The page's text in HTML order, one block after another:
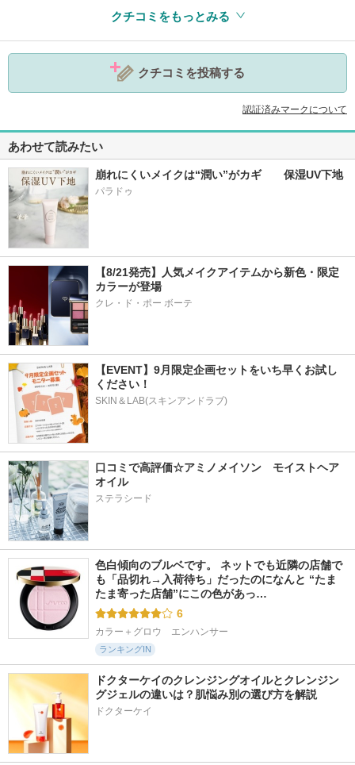
クチコミをもっとみる
クチコミを投稿する
認証済みマークについて
あわせて読みたい
崩れにくいメイクは“潤い”がカギ　　保湿UV下地
パラドゥ
【8/21発売】人気メイクアイテムから新色・限定
カラーが登場
クレ・ド・ポー ボーテ
【EVENT】9月限定企画セットをいち早くお試し
ください！
SKIN＆LAB(スキンアンドラブ)
口コミで高評価☆アミノメイソン　モイストヘア
オイル
ステラシード
色白傾向のブルベです。 ネットでも近隣の店舗で
も「品切れ→入荷待ち」だったのになんと “たま
たま寄った店舗”にこの色があっ…
6
カラー＋グロウ　エンハンサー
ランキングIN
ドクターケイのクレンジングオイルとクレンジン
グジェルの違いは？肌悩み別の選び方を解説
ドクターケイ